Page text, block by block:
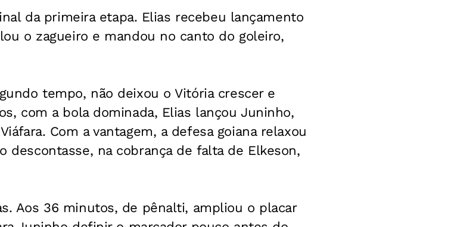
da primeira etapa. Elias recebeu lançamento
o zagueiro e mandou no canto do goleiro,
tempo, não deixou o Vitória crescer e
com a bola dominada, Elias lançou Juninho,
Com a vantagem, a defesa goiana relaxou
descontasse, na cobrança de falta de Elkeson,
Aos 36 minutos, de pênalti, ampliou o placar